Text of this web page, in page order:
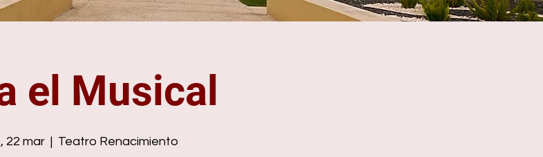
el Musical
22 mar
  |
Teatro Renacimiento